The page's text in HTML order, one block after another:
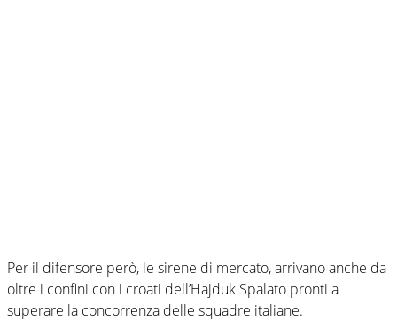
Per il difensore però, le sirene di mercato, arrivano anche da
oltre i confini con i croati dell’Hajduk Spalato pronti a
superare la concorrenza delle squadre italiane.